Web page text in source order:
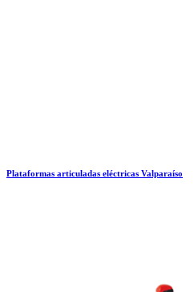
Plataformas articuladas eléctricas Valparaíso